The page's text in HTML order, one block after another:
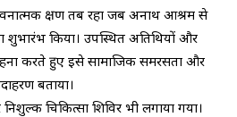
क्षण तब रहा जब अनाथ आश्रम से
शुभारंभ किया। उपस्थित अतिथियों और
करते हुए इसे सामाजिक समरसता और
बताया।
चिकित्सा शिविर भी लगाया गया।